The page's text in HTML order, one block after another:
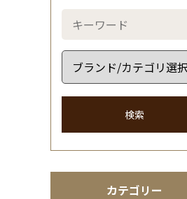
検索
カテゴリー